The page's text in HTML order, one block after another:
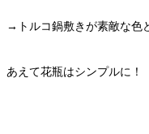
→トルコ鍋敷きが素敵な色
あえて花瓶はシンプルに！